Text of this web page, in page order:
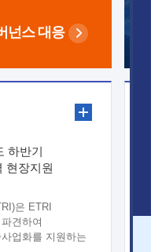
넌스 대응
하반기
현장지원
은 ETRI
견하여
업화를 지원하는